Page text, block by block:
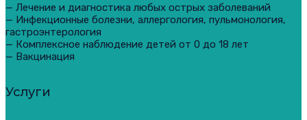
— Лечение и диагностика любых острых заболеваний
— Инфекционные болезни, аллергология, пульмонология,
гастроэнтерология
— Комплексное наблюдение детей от 0 до 18 лет
— Вакцинация
Услуги